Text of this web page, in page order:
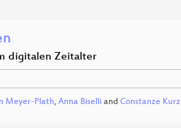
digitalen Zeitalter
Meyer-Plath, Anna Biselli and Constanze Kurz